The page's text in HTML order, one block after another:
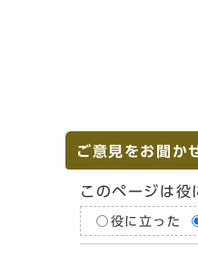
ご意見をお聞か
このページは役
役に立った